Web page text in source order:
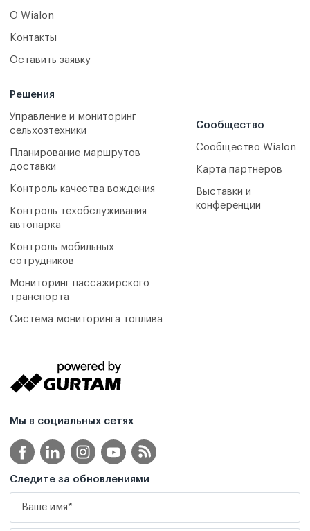
О Wialon
Контакты
Оставить заявку
Решения
Управление и мониторинг
сельхозтехники
Планирование маршрутов
доставки
Контроль качества вождения
Контроль техобслуживания
автопарка
Контроль мобильных
сотрудников
Мониторинг пассажирского
транспорта
Система мониторинга топлива
Сообщество
Сообщество Wialon
Карта партнеров
Выставки и
конференции
Мы в социальных сетях
Следите за обновлениями